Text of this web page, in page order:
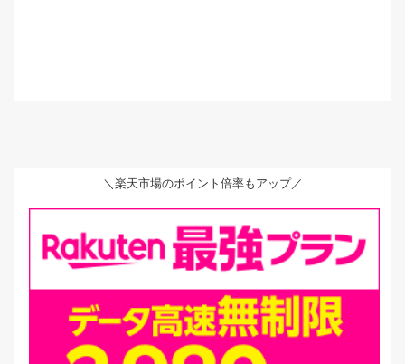
＼楽天市場のポイント倍率もアップ／